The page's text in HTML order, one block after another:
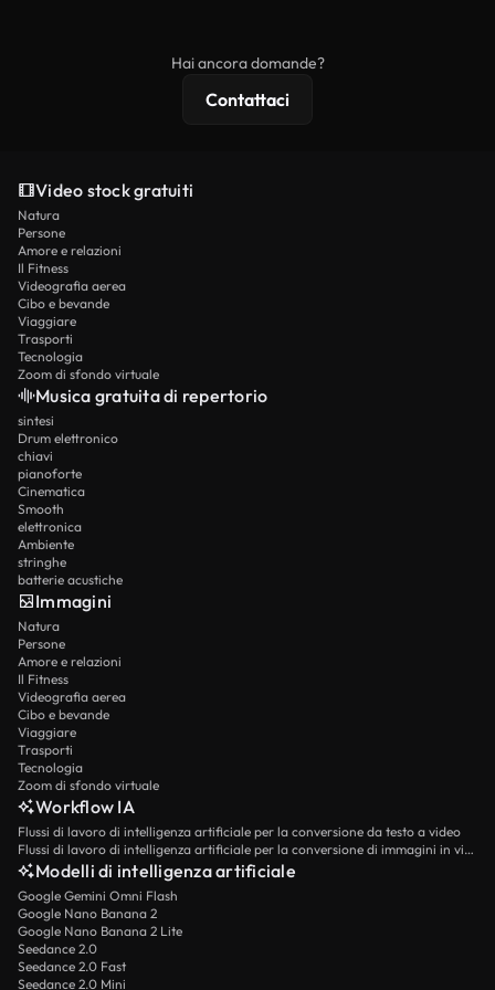
Hai ancora domande?
Contattaci
Video stock gratuiti
Natura
Persone
Amore e relazioni
Il Fitness
Videografia aerea
Cibo e bevande
Viaggiare
Trasporti
Tecnologia
Zoom di sfondo virtuale
Musica gratuita di repertorio
sintesi
Drum elettronico
chiavi
pianoforte
Cinematica
Smooth
elettronica
Ambiente
stringhe
batterie acustiche
Immagini
Natura
Persone
Amore e relazioni
Il Fitness
Videografia aerea
Cibo e bevande
Viaggiare
Trasporti
Tecnologia
Zoom di sfondo virtuale
Workflow IA
Flussi di lavoro di intelligenza artificiale per la conversione da testo a video
Flussi di lavoro di intelligenza artificiale per la conversione di immagini in video
Modelli di intelligenza artificiale
Google Gemini Omni Flash
Google Nano Banana 2
Google Nano Banana 2 Lite
Seedance 2.0
Seedance 2.0 Fast
Seedance 2.0 Mini